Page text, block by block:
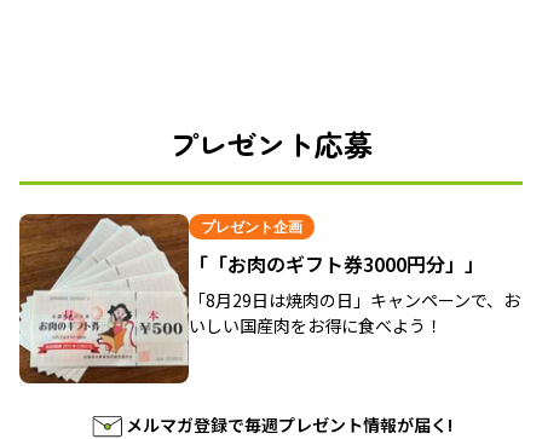
プレゼント応募
プレゼント企画
「「お肉のギフト券3000円分」」
「8月29日は焼肉の日」キャンペーンで、お
いしい国産肉をお得に食べよう！
メルマガ登録で毎週プレゼント情報が届く!